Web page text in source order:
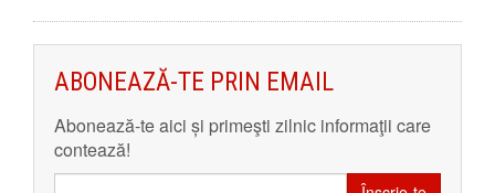
ABONEAZĂ-TE PRIN EMAIL
Abonează-te aici și primeşti zilnic informaţii care
contează!